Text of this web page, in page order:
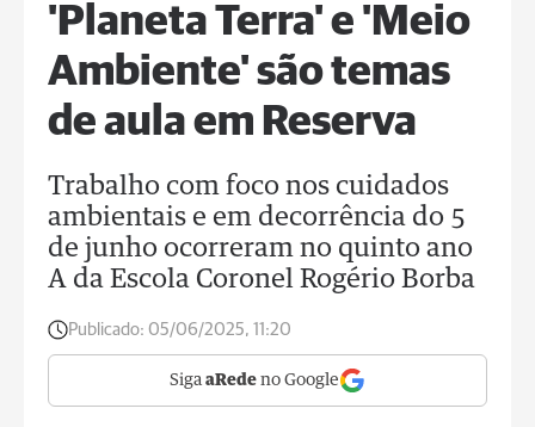
'Planeta Terra' e 'Meio
Ambiente' são temas
de aula em Reserva
Trabalho com foco nos cuidados
ambientais e em decorrência do 5
de junho ocorreram no quinto ano
A da Escola Coronel Rogério Borba
Publicado: 05/06/2025, 11:20
Siga aRede no Google